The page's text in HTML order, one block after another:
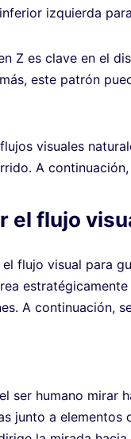
izquierda
Z es clave en el
este patrón
visuales
A
el flujo
flujo visual para
A continuación,
ser humano mirar
junto a